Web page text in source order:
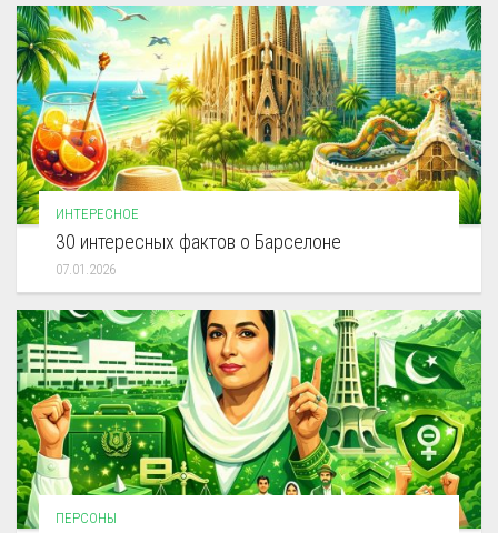
ИНТЕРЕСНОЕ
30 интересных фактов о Барселоне
07.01.2026
ПЕРСОНЫ